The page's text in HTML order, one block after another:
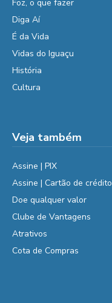
Foz, o que fazer
Diga Aí
É da Vida
Vidas do Iguaçu
História
Cultura
Veja também
Assine | PIX
Assine | Cartão de crédito
Doe qualquer valor
Clube de Vantagens
Atrativos
Cota de Compras